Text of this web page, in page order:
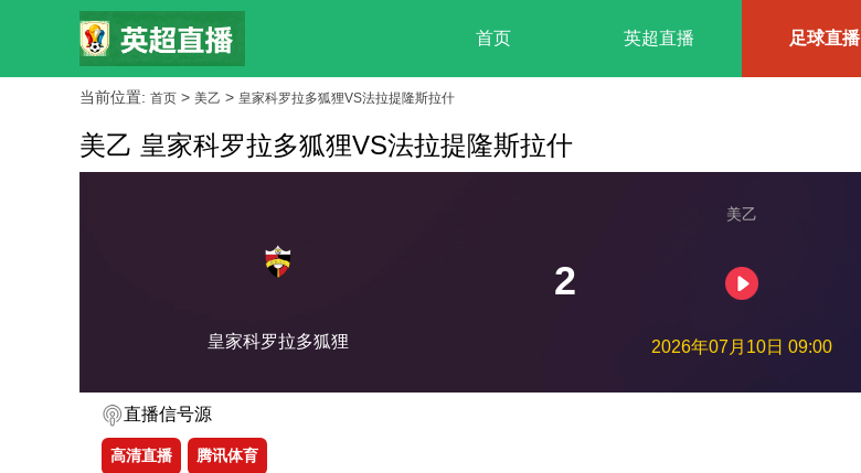
首页 英超直播 足球直播
当前位置: 首页 > 美乙 > 皇家科罗拉多狐狸VS法拉提隆斯拉什
美乙 皇家科罗拉多狐狸VS法拉提隆斯拉什
皇家科罗拉多狐狸
美乙
2
2026年07月10日 09:00
直播信号源
高清直播 腾讯体育